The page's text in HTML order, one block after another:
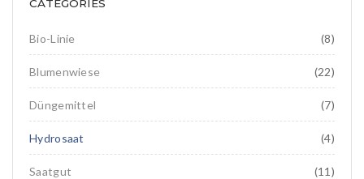
Landschaft
Ornamentalien
Speziale
Insektenpopulation
Hydrosemine
CATEGORIES
Bio-Linie (8)
Blumenwiese (22)
Düngemittel (7)
Hydrosaat (4)
Saatgut (11)